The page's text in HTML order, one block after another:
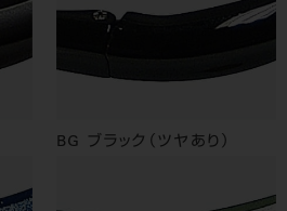
BG ブラック（ツヤあり）